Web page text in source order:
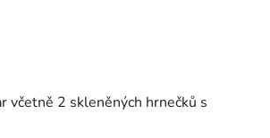
včetně 2 skleněných hrnečků s